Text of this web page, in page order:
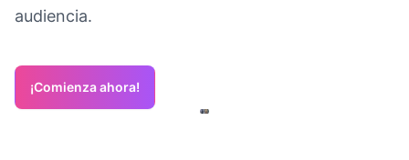
audiencia.
¡Comienza ahora!